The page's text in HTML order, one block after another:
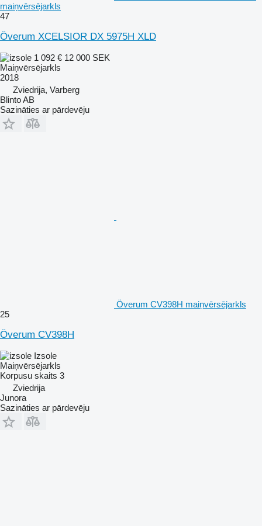
maiņvērsējarkls
47
Överum XCELSIOR DX 5975H XLD
1 092 € 12 000 SEK
Maiņvērsējarkls
2018
Zviedrija, Varberg
Blinto AB
Sazināties ar pārdevēju
Överum CV398H maiņvērsējarkls
25
Överum CV398H
Izsole
Maiņvērsējarkls
Korpusu skaits 3
Zviedrija
Junora
Sazināties ar pārdevēju